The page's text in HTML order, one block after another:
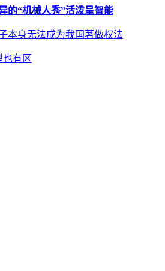
的“机械人秀”活泼呈智能
本身无法成为我国著做权法
也有区